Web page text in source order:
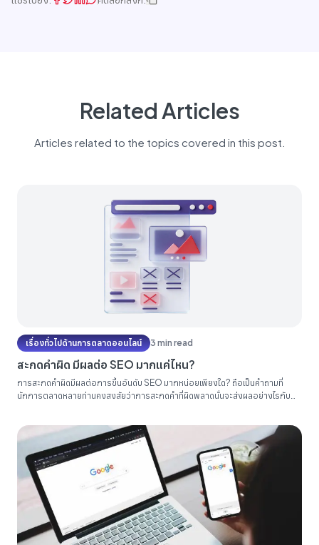
Related Articles
Articles related to the topics covered in this post.
เรื่องทั่วไปด้านการตลาดออนไลน์ 3 min read
สะกดคำผิด มีผลต่อ SEO มากแค่ไหน?
การสะกดคำผิดมีผลต่อการขึ้นอันดับ SEO มากหน่อยเพียงใด? ถือเป็นคำถามที่
นักการตลาดหลายท่านคงสงสัยว่าการสะกดคำที่ผิดพลาดนั่นจะส่งผลอย่างไรกับ
Relevant Audience จะขอมาตอบคำถามเหล่าให้ทุกท่านเข้าใจ...